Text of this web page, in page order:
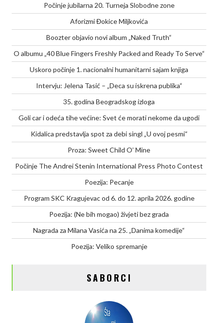
Počinje jubilarna 20. Turneja Slobodne zone
Aforizmi Đokice Miljkovića
Boozter objavio novi album „Naked Truth“
O albumu „40 Blue Fingers Freshly Packed and Ready To Serve“
Uskoro počinje 1. nacionalni humanitarni sajam knjiga
Intervju: Jelena Tasić – „Deca su iskrena publika“
35. godina Beogradskog izloga
Goli car i odeća tihe većine: Svet će morati nekome da ugodi
Kidalica predstavlja spot za debi singl „U ovoj pesmi“
Proza: Sweet Child O’ Mine
Počinje The Andrei Stenin International Press Photo Contest
Poezija: Pecanje
Program SKC Kragujevac od 6. do 12. aprila 2026. godine
Poezija: (Ne bih mogao) živjeti bez grada
Nagrada za Milana Vasića na 25. „Danima komedije“
Poezija: Veliko spremanje
SABORCI